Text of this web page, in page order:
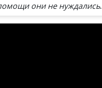
они не нуждались.